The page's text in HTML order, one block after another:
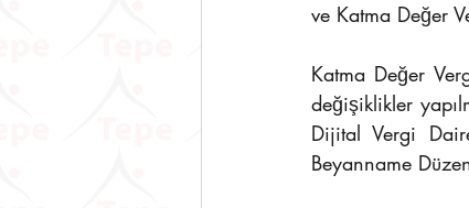
ve Katma Değer
Katma Değer
değişiklikler
Dijital Vergi
Beyanname